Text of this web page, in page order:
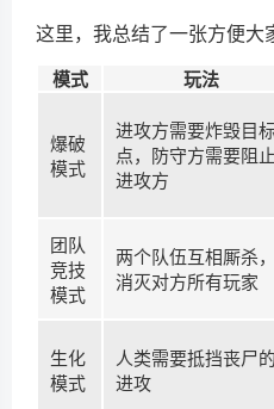
这里，我总结了一张方便大
模式 玩法
爆破
模式
进攻方需要炸毁目
点，防守方需要阻止
进攻方
团队
竞技
模式
两个队伍互相厮杀，
消灭对方所有玩家
生化
模式
人类需要抵挡丧尸的
进攻